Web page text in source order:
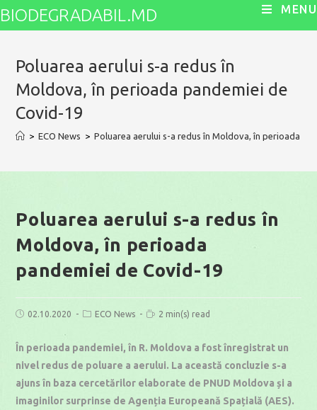
Skip
BIODEGRADABIL.MD MENU
Poluarea aerului s-a redus în
Moldova, în perioada pandemiei de
Covid-19
> ECO News > Poluarea aerului s-a redus în Moldova, în perioada
Poluarea aerului s-a redus în
Moldova, în perioada
pandemiei de Covid-19
Post02.10.2020
PostECO News
Reading
2 min(s) read
În perioada pandemiei, în R. Moldova a fost înregistrat un
nivel redus de poluare a aerului. La această concluzie s-a
ajuns în baza cercetărilor elaborate de PNUD Moldova și a
imaginilor surprinse de Agenția Europeană Spațială (AES).